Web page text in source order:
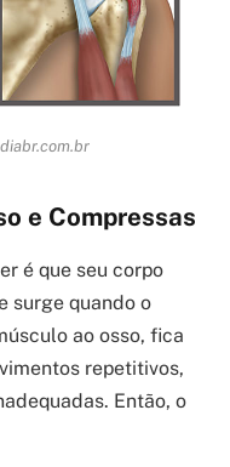
e Compressas
é que seu corpo
surge quando o
ao osso, fica
repetitivos,
Então, o